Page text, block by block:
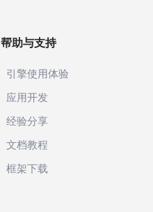
帮助与支持
引擎使用体验
应用开发
经验分享
文档教程
框架下载